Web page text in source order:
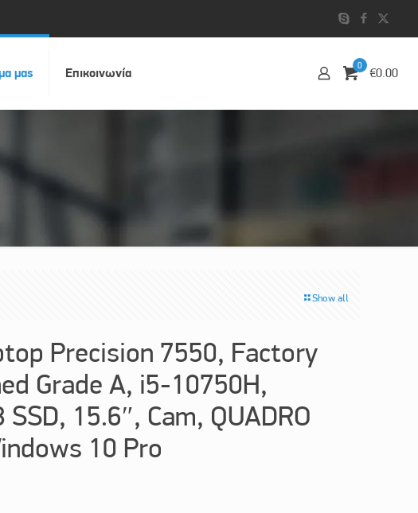
μας Επικοινωvία 0 €0.00
Show all
Precision 7550, Factory
Grade A, i5-10750H,
15.6″, Cam, QUADRO
10 Pro